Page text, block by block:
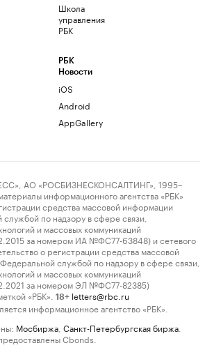
Школа
управления
РБК
РБК
Новости
iOS
Android
AppGallery
АО «РОСБИЗНЕСКОНСАЛТИНГ», 1995–
информационного агентства «РБК»
средства массовой информации
по надзору в сфере связи,
и массовых коммуникаций
за номером ИА №ФС77-63848) и сетевого
о регистрации средства массовой
службой по надзору в сфере связи,
и массовых коммуникаций
за номером ЭЛ №ФС77-82385)
«РБК».
18+ letters@rbc.ru
информационное агентство «РБК».
Мосбиржа Санкт-Петербургская биржа
Cbonds.